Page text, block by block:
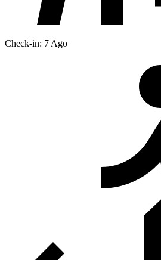
Check-in: 7 Ago